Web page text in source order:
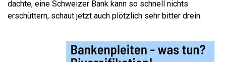
dachte, eine Schweizer Bank kann so schnell nichts
erschüttern, schaut jetzt auch plötzlich sehr bitter drein.